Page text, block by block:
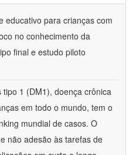
educativo para crianças com
no conhecimento da
final e estudo piloto
tipo 1 (DM1), doença crônica
em todo o mundo, tem o
mundial de casos. O
não adesão às tarefas de